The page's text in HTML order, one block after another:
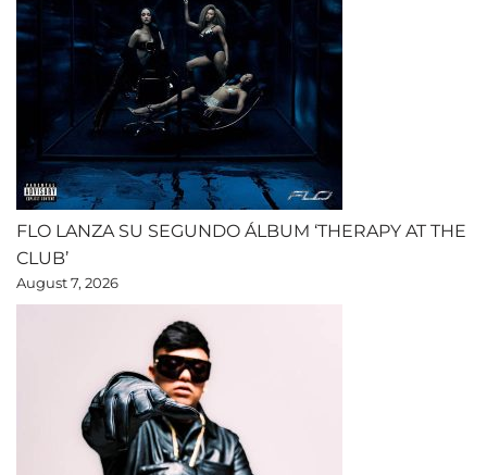
FLO LANZA SU SEGUNDO ÁLBUM ‘THERAPY AT THE
CLUB’
August 7, 2026